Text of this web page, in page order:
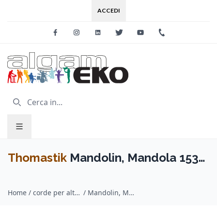
ACCEDI
FacebookInstagramLinkedinTwitter Youtube
Thomastik Mandolin, Mandola 153
Home / corde per altri strumenti / Thomastik / Mandolin, Mandola 153 corda mandolino SOL